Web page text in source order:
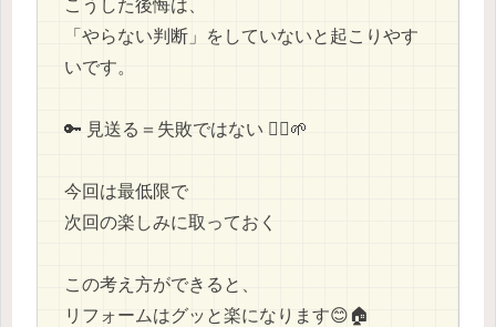
こうした後悔は、
「やらない判断」をしていないと起こりやす
いです。
🔑 見送る＝失敗ではない 🙆‍♂️🌱
今回は最低限で
次回の楽しみに取っておく
この考え方ができると、
リフォームはグッと楽になります😊🏠